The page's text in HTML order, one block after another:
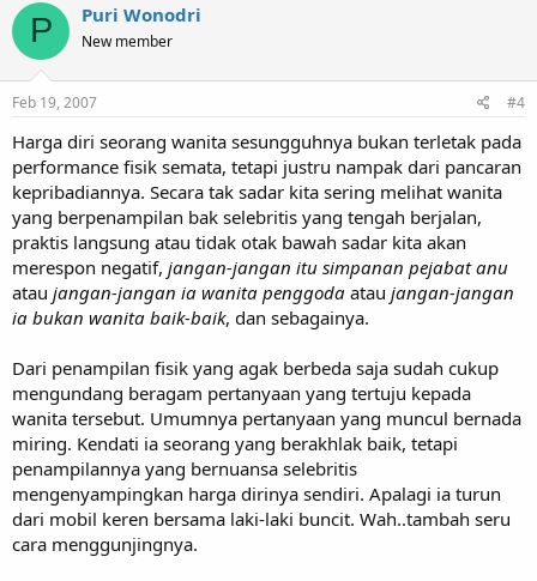
P Puri Wonodri
New member
Feb 19, 2007 #4
Harga diri seorang wanita sesungguhnya bukan terletak pada
performance fisik semata, tetapi justru nampak dari pancaran
kepribadiannya. Secara tak sadar kita sering melihat wanita
yang berpenampilan bak selebritis yang tengah berjalan,
praktis langsung atau tidak otak bawah sadar kita akan
merespon negatif, jangan-jangan itu simpanan pejabat anu
atau jangan-jangan ia wanita penggoda atau jangan-jangan
ia bukan wanita baik-baik, dan sebagainya.
Dari penampilan fisik yang agak berbeda saja sudah cukup
mengundang beragam pertanyaan yang tertuju kepada
wanita tersebut. Umumnya pertanyaan yang muncul bernada
miring. Kendati ia seorang yang berakhlak baik, tetapi
penampilannya yang bernuansa selebritis
mengenyampingkan harga dirinya sendiri. Apalagi ia turun
dari mobil keren bersama laki-laki buncit. Wah..tambah seru
cara menggunjingnya.